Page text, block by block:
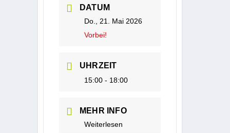
DATUM
Do., 21. Mai 2026
Vorbei!
UHRZEIT
15:00 - 18:00
MEHR INFO
Weiterlesen